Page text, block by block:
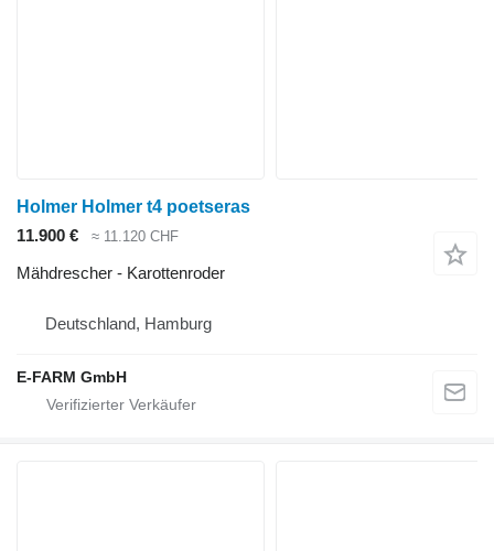
Holmer Holmer t4 poetseras
11.900 €
≈ 11.120 CHF
Mähdrescher - Karottenroder
Deutschland, Hamburg
E-FARM GmbH